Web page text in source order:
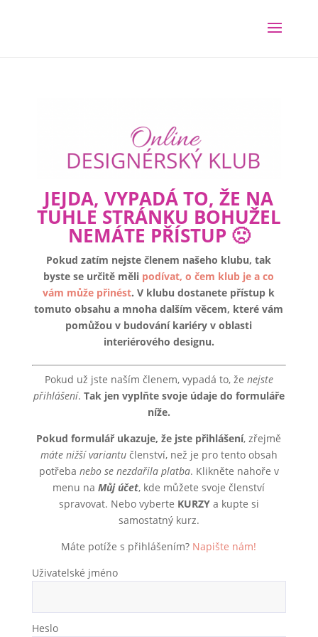
JEJDA, VYPADÁ TO, ŽE NA
TUHLE STRÁNKU BOHUŽEL
NEMÁTE PŘÍSTUP 🙁
Pokud zatím nejste členem našeho klubu, tak
byste se určitě měli podívat, o čem klub je a co
vám může přinést. V klubu dostanete přístup k
tomuto obsahu a mnoha dalším věcem, které vám
pomůžou v budování kariéry v oblasti
interiérového designu.
Pokud už jste naším členem, vypadá to, že nejste
přihlášení. Tak jen vyplňte svoje údaje do formuláře
níže.
Pokud formulář ukazuje, že jste přihlášení, zřejmě
máte nižší variantučlenství, než je pro tento obsah
potřeba nebo se nezdařila platba. Klikněte nahoře v
menu naMůj účet, kde můžete svoje členství
spravovat. Nebo vyberte KURZYa kupte si
samostatný kurz.
Máte potíže s přihlášením? Napište nám!
Uživatelské jméno
Heslo